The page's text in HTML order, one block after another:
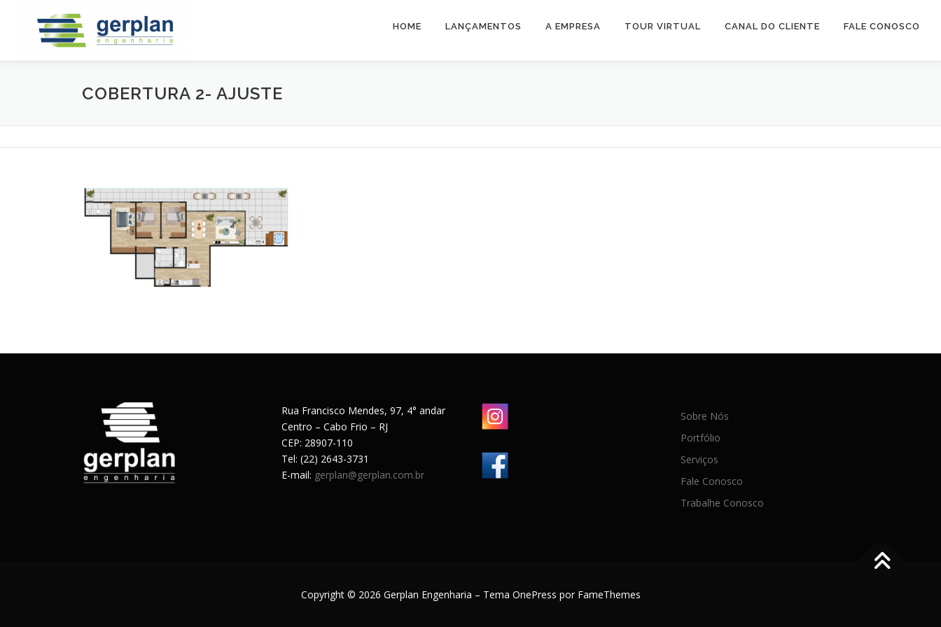
conteúdo
HOME LANÇAMENTOS A EMPRESA TOUR VIRTUAL CANAL DO CLIENTE FALE CONOSCO
COBERTURA 2- AJUSTE
Rua Francisco Mendes, 97, 4° andar
Centro – Cabo Frio – RJ
CEP: 28907-110
Tel: (22) 2643-3731
E-mail: gerplan@gerplan.com.br
Sobre Nós
Portfólio
Serviços
Fale Conosco
Trabalhe Conosco
Copyright © 2026 Gerplan Engenharia – Tema OnePress por FameThemes